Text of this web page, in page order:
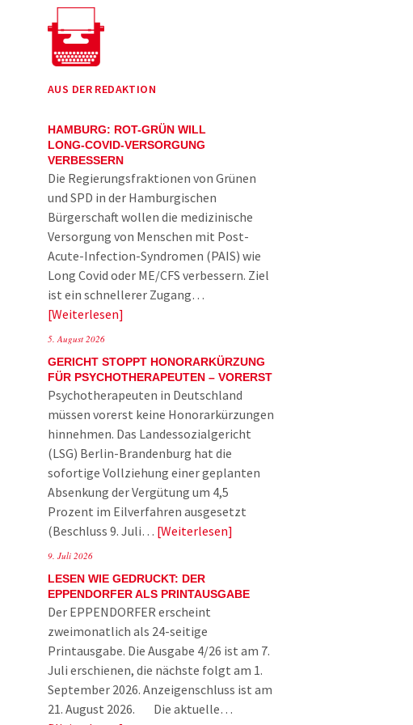
AUS DER REDAKTION
HAMBURG: ROT-GRÜN WILL
LONG-COVID-VERSORGUNG
VERBESSERN
Die Regierungsfraktionen von Grünen
und SPD in der Hamburgischen
Bürgerschaft wollen die medizinische
Versorgung von Menschen mit Post-
Acute-Infection-Syndromen (PAIS) wie
Long Covid oder ME/CFS verbessern. Ziel
ist ein schnellerer Zugang…
Weiterlesen
5. August 2026
GERICHT STOPPT HONORARKÜRZUNG
FÜR PSYCHOTHERAPEUTEN – VORERST
Psychotherapeuten in Deutschland
müssen vorerst keine Honorarkürzungen
hinnehmen. Das Landessozialgericht
(LSG) Berlin-Brandenburg hat die
sofortige Vollziehung einer geplanten
Absenkung der Vergütung um 4,5
Prozent im Eilverfahren ausgesetzt
(Beschluss 9. Juli… Weiterlesen
9. Juli 2026
LESEN WIE GEDRUCKT: DER
EPPENDORFER ALS PRINTAUSGABE
Der EPPENDORFER erscheint
zweimonatlich als 24-seitige
Printausgabe. Die Ausgabe 4/26 ist am 7.
Juli erschienen, die nächste folgt am 1.
September 2026. Anzeigenschluss ist am
21. August 2026. Die aktuelle…